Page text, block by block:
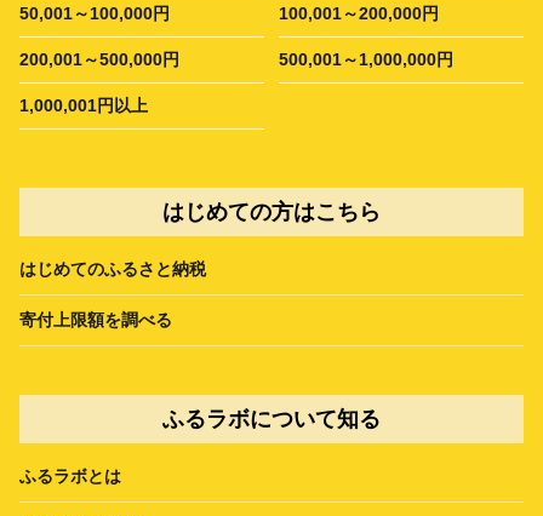
50,001～100,000円 100,001～200,000円
200,001～500,000円 500,001～1,000,000円
1,000,001円以上
はじめての方はこちら
はじめてのふるさと納税
寄付上限額を調べる
ふるラボについて知る
ふるラボとは